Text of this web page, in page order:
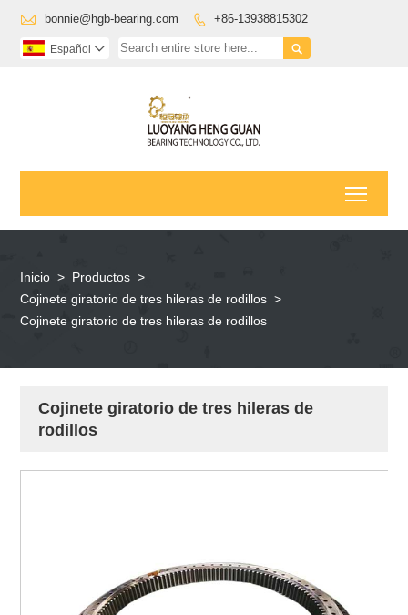
 bonnie@hgb-bearing.com  +86-13938815302

Español 
Inicio > Productos >
Cojinete giratorio de tres hileras de rodillos >
Cojinete giratorio de tres hileras de rodillos
Cojinete giratorio de tres hileras de
rodillos